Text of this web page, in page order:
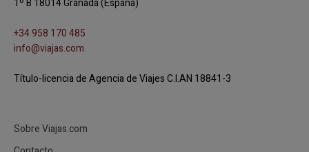
1º B 18014 Granada (España)
+34 958 170 485
info@viajas.com
Título-licencia de Agencia de Viajes C.I.AN 18841-3
Sobre Viajas.com